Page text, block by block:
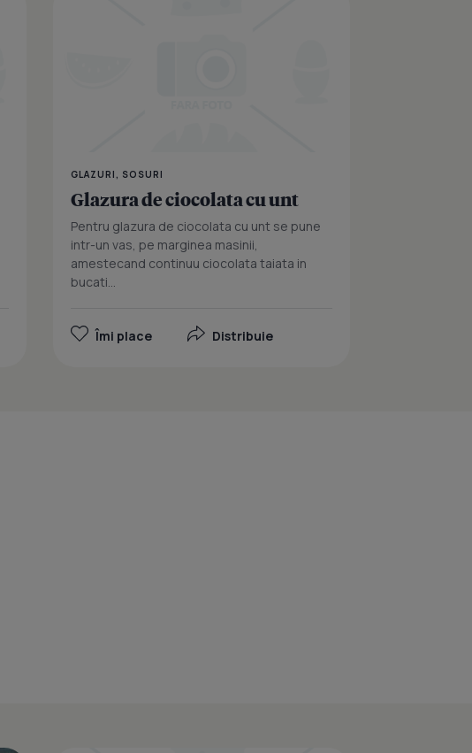
GLAZURI, SOSURI
Glazura de ciocolata cu unt
Pentru glazura de ciocolata cu unt se pune
intr-un vas, pe marginea masinii,
amestecand continuu ciocolata taiata in
bucati...
Îmi place Distribuie